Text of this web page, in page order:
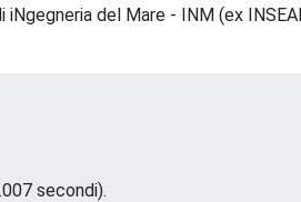
del Mare - INM (ex
secondi).